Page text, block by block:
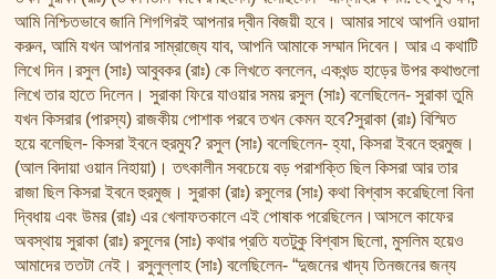
আমি নিশ্চিতভাবে জানি শিগগিরই আপনার দ্বীন বিজয়ী হবে। আমার সাথে আপনি ওয়াদা
করুন, আমি যখন আপনার সাম্রাজ্যে যাব, আপনি আমাকে সম্মান দিবেন। আর এ কথাটি
লিখে দিন।রসুল (সাঃ) আবুবকর (রাঃ) কে লিখতে বললেন, একখন্ড হাড়ের উপর কথাগুলো
লিখে তার হাতে দিলেন। সুরাকা ফিরে যাওয়ার সময় রসুল (সাঃ) বলেছিলেন- সুরাকা তুমি
যখন কিসরার (পারস্য) রাজকীয় পোশাক পরবে তখন কেমন হবে?সুরাকা (রাঃ) বিস্মিত
হয়ে বলেছিল- কিসরা ইবনে হুরমুয? রসুল (সাঃ) বলেছিলেন- হ্যা, কিসরা ইবনে হুরমুজ।
(আল বিদায়া ওয়ান নিহায়া)। তৎকালীন সবচেয়ে বড় পরাশক্তি ছিল কিসরা আর তার
রাজা ছিল কিসরা ইবনে হুরমুজ। সুরাকা (রাঃ) রসুলের (সাঃ) কথা বিশ্বাস করেছিলো বিনা
দ্বিধায় এবং উমর (রাঃ) এর খেলাফতকালে এই পোষাক পরেছিলেন।আসলে কাফের
অবস্থায় সুরাকা (রাঃ) রসুলের (সাঃ) কথার প্রতি যতটুকু বিশ্বাস ছিলো, মুসলিম হয়েও
আমাদের ততটা নেই। রসুলুল্লাহ (সাঃ) বলেছিলেন- “দুজনের খাদ্য তিনজনের জন্য